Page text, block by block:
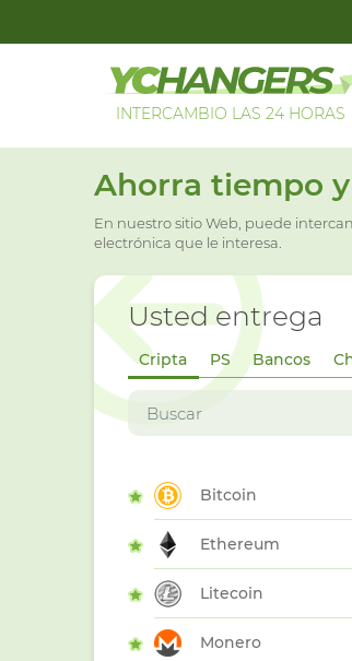
INTERCAMBIO LAS 24 HORAS
Ahorra tiempo y
En nuestro sitio Web, puede
electrónica que le interesa.
Usted entrega
Cripta PS Bancos
Bitcoin
Ethereum
Litecoin
Monero